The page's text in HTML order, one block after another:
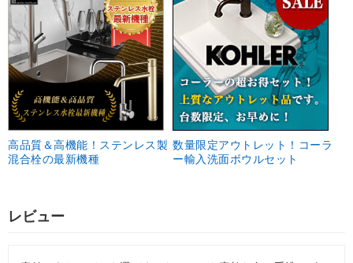
高品質＆高機能！ステンレス製
混合栓の最新機種
数量限定アウトレット！コーラ
ー輸入洗面ボウルセット
レビュー